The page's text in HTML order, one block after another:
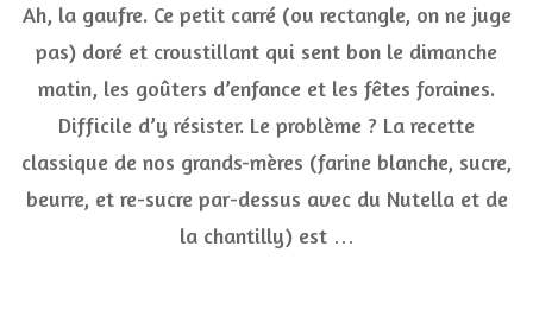
healthy
12
recettes
(et
sans
culpabilité)
pour
se
Ah, la gaufre. Ce petit carré (ou rectangle, on ne juge
pas) doré et croustillant qui sent bon le dimanche
matin, les goûters d’enfance et les fêtes foraines.
Difficile d’y résister. Le problème ? La recette
classique de nos grands-mères (farine blanche, sucre,
beurre, et re-sucre par-dessus avec du Nutella et de
la chantilly) est …